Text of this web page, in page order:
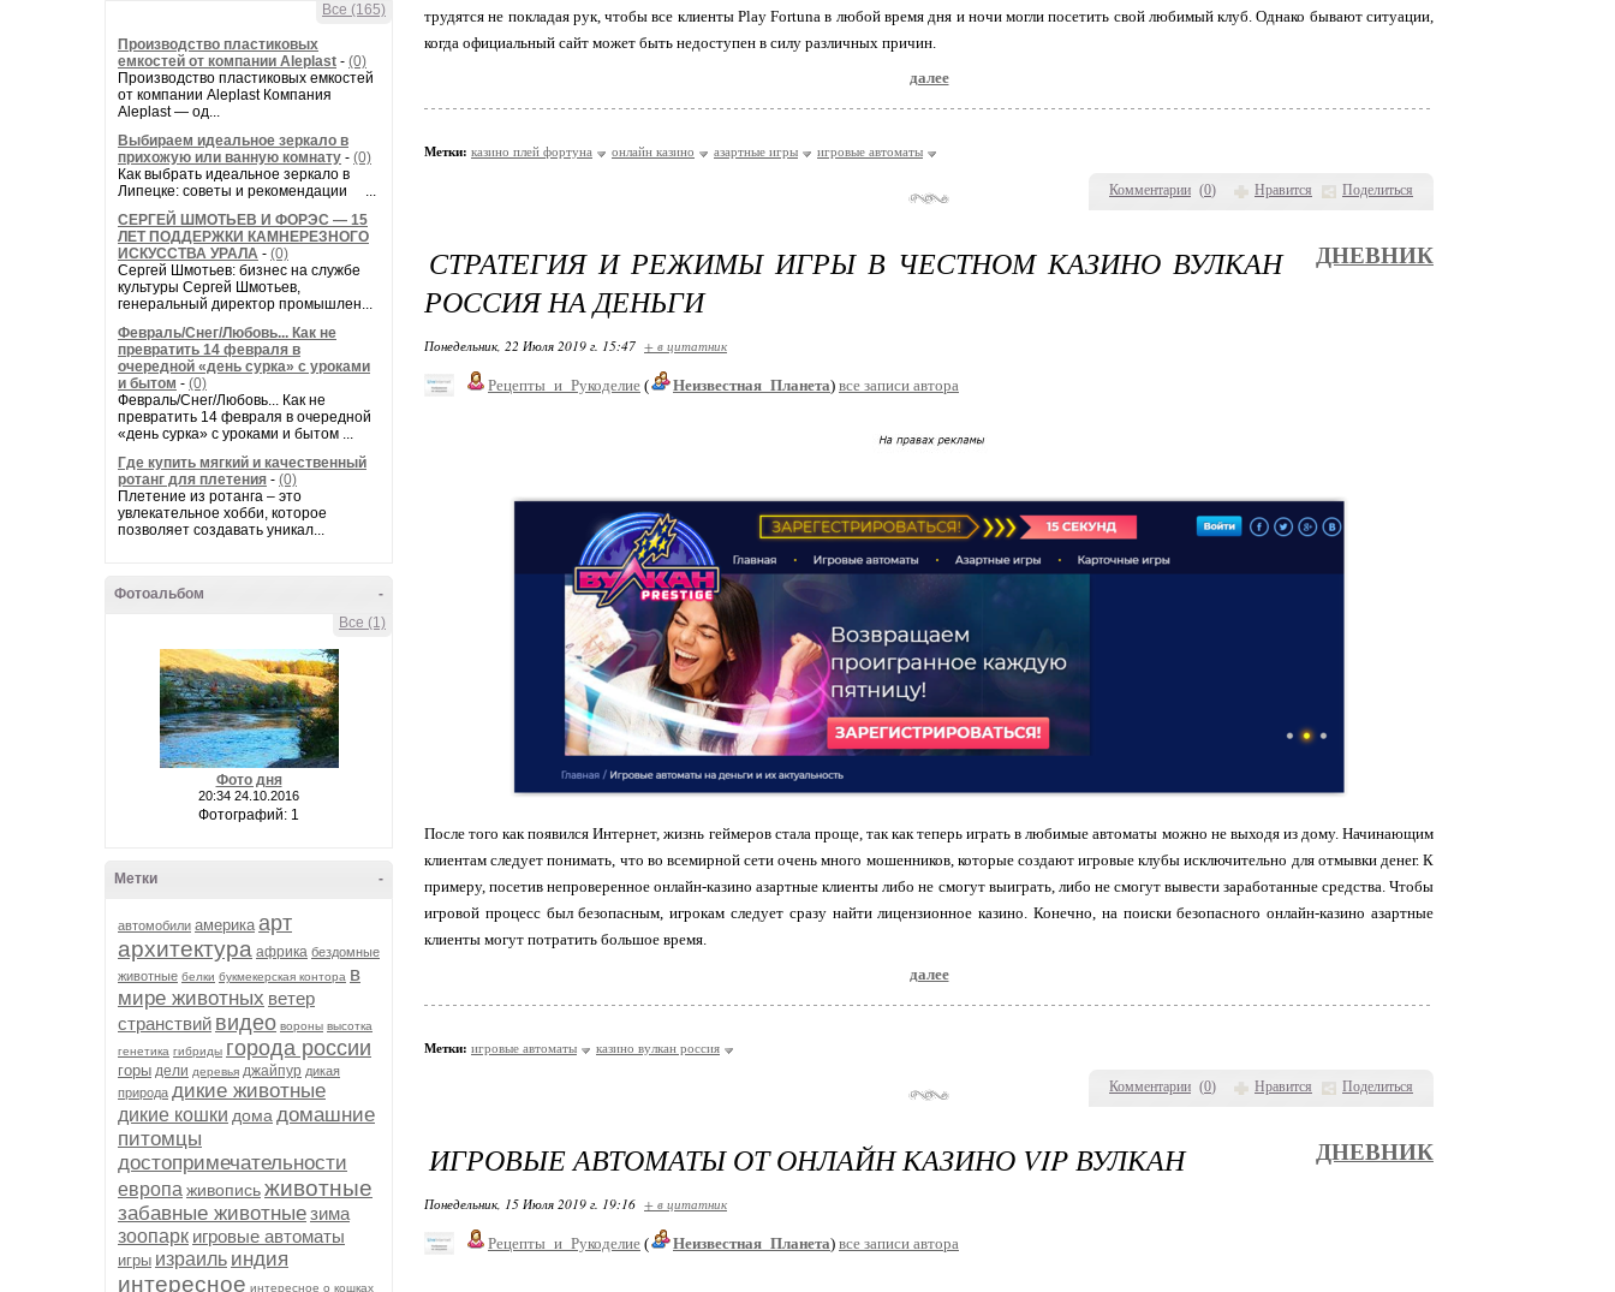
Все (165)
Производство пластиковых
емкостей от компании Aleplast - (0)
Производство пластиковых емкостей
от компании Aleplast Компания
Aleplast — од...
Выбираем идеальное зеркало в
прихожую или ванную комнату - (0)
Как выбрать идеальное зеркало в
Липецке: советы и рекомендации ...
СЕРГЕЙ ШМОТЬЕВ И ФОРЭС — 15
ЛЕТ ПОДДЕРЖКИ КАМНЕРЕЗНОГО
ИСКУССТВА УРАЛА - (0)
Сергей Шмотьев: бизнес на службе
культуры Сергей Шмотьев,
генеральный директор промышлен...
Февраль/Снег/Любовь... Как не
превратить 14 февраля в
очередной «день сурка» с уроками
и бытом - (0)
Февраль/Снег/Любовь... Как не
превратить 14 февраля в очередной
«день сурка» с уроками и бытом ...
Где купить мягкий и качественный
ротанг для плетения - (0)
Плетение из ротанга – это
увлекательное хобби, которое
позволяет создавать уникал...
-
Фотоальбом
Все (1)
Фото дня
20:34 24.10.2016
Фотографий: 1
-
Метки
автомобили америка арт
архитектура африка бездомные
животные белки букмекерская контора в
мире животных ветер
странствий видео вороны высотка
генетика гибриды города россии
горы дели деревья джайпур дикая
природа дикие животные
дикие кошки дома домашние
питомцы
достопримечательности
европа живописьживотные
забавные животныезима
зоопарк игровые автоматы
игры израиль индия
интересное интересное о кошках
Комментарии (0) Нравится Поделиться
трудятся не покладая рук, чтобы все клиенты Play Fortuna в любой время дня и ночи могли посетить свой любимый клуб. Однако бывают ситуации,
когда официальный сайт может быть недоступен в силу различных причин.
далее
Метки: казино плей фортуна онлайн казино азартные игры игровые автоматы
Комментарии (0) Нравится Поделиться
СТРАТЕГИЯ И РЕЖИМЫ ИГРЫ В ЧЕСТНОМ КАЗИНО ВУЛКАН
РОССИЯ НА ДЕНЬГИ
ДНЕВНИК
Понедельник, 22 Июля 2019 г. 15:47 + в цитатник
Рецепты_и_Рукоделие ( Неизвестная_Планета) все записи автора
После того как появился Интернет, жизнь геймеров стала проще, так как теперь играть в любимые автоматы можно не выходя из дому. Начинающим
клиентам следует понимать, что во всемирной сети очень много мошенников, которые создают игровые клубы исключительно для отмывки денег. К
примеру, посетив непроверенное онлайн-казино азартные клиенты либо не смогут выиграть, либо не смогут вывести заработанные средства. Чтобы
игровой процесс был безопасным, игрокам следует сразу найти лицензионное казино. Конечно, на поиски безопасного онлайн-казино азартные
клиенты могут потратить большое время.
далее
Метки: игровые автоматы казино вулкан россия
ИГРОВЫЕ АВТОМАТЫ ОТ ОНЛАЙН КАЗИНО VIP ВУЛКАН ДНЕВНИК
Понедельник, 15 Июля 2019 г. 19:16 + в цитатник
Рецепты_и_Рукоделие ( Неизвестная_Планета) все записи автора